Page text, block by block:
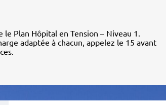
le Plan Hôpital en Tension – Niveau 1.
adaptée à chacun, appelez le 15 avant